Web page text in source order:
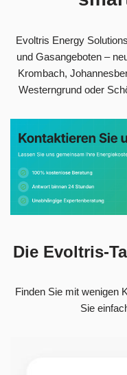
Evoltris Energy
und Gasangeboten –
Krombach,
Westerngrund oder
Die Evoltris-
Finden Sie mit wenigen
Sie